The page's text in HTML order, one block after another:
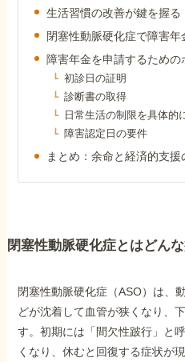
事務所について
お客様からの感謝のお手
サイトマップ
で受給相談
他社と何が違うの？
当事務所に
生活習慣の改善が鍵を握る
閉塞性動脈硬化症で障害年
障害年金を申請するための
初診日の証明
診断書の取得
日常生活の制限を具体的
障害認定日の要件
まとめ：余命と経済的支
閉塞性動脈硬化症とはどん
閉塞性動脈硬化症（ASO）は、
どが沈着して血管が狭くなり、
す。初期には「間欠性跛行」と
くなり、休むと回復する症状が